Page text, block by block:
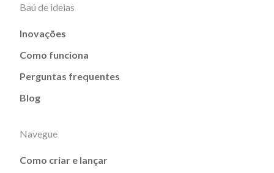
Baú de ideias
Inovações
Como funciona
Perguntas frequentes
Blog
Navegue
Como criar e lançar